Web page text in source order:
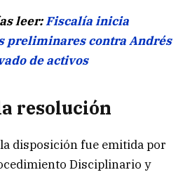
leer:Fiscalía inicia
preliminares contra Andrés
de activos
resolución
disposición fue emitida por
Disciplinario y